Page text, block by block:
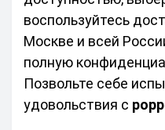
воспользуйтесь
Москве и всей
полную
Позвольте себе
удовольствия с